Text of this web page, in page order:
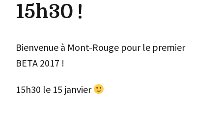
15h30 !
Bienvenue à Mont-Rouge pour le premier
BETA 2017 !
15h30 le 15 janvier